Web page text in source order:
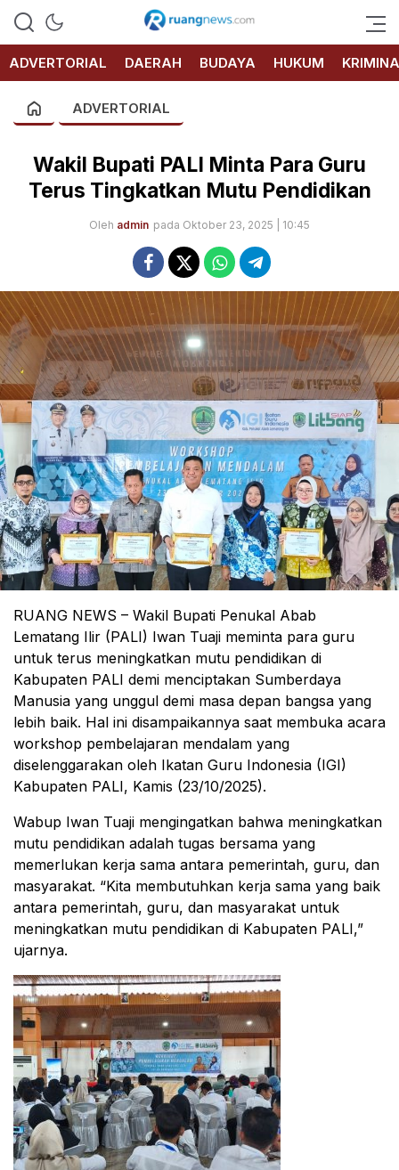
RUANG
NEWS
ADVERTORIAL
DAERAH BUDAYA HUKUM
ADVERTORIAL
Wakil Bupati PALI Minta Para Guru
Terus Tingkatkan Mutu Pendidikan
Oleh admin pada Oktober 23, 2025 | 10:45
RUANG NEWS – Wakil Bupati Penukal Abab
Lematang Ilir (PALI) Iwan Tuaji meminta para guru
untuk terus meningkatkan mutu pendidikan di
Kabupaten PALI demi menciptakan Sumberdaya
Manusia yang unggul demi masa depan bangsa yang
lebih baik. Hal ini disampaikannya saat membuka acara
workshop pembelajaran mendalam yang
diselenggarakan oleh Ikatan Guru Indonesia (IGI)
Kabupaten PALI, Kamis (23/10/2025).
Wabup Iwan Tuaji mengingatkan bahwa meningkatkan
mutu pendidikan adalah tugas bersama yang
memerlukan kerja sama antara pemerintah, guru, dan
masyarakat. “Kita membutuhkan kerja sama yang baik
antara pemerintah, guru, dan masyarakat untuk
meningkatkan mutu pendidikan di Kabupaten PALI,”
ujarnya.